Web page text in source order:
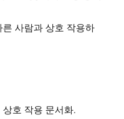
사람과 상호 작용하
호 작용 문서화.